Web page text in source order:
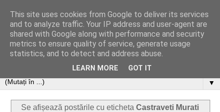
▼
Se afișează postările cu eticheta Castraveti Murati
This site uses cookies from Google to deliver its services
and to analyze traffic. Your IP address and user-agent are
shared with Google along with performance and security
metrics to ensure quality of service, generate usage
statistics, and to detect and address abuse.
LEARN MORE GOT IT